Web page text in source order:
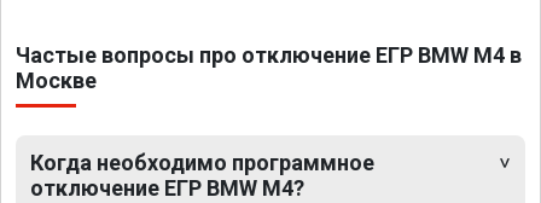
Частые вопросы про отключение ЕГР BMW M4 в
Москве
Когда необходимо программное
отключение ЕГР BMW M4?